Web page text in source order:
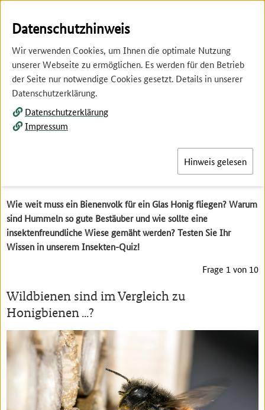
Springe
Hauptnavigation
Springe
Inhalt
Wie weit muss ein Bienenvolk für ein Glas Honig fliegen? Warum
sind Hummeln so gute Bestäuber und wie sollte eine
insektenfreundliche Wiese gemäht werden? Testen Sie Ihr
Wissen in unserem Insekten-Quiz!
Frage 1 von 10
Wildbienen sind im Vergleich zu
Honigbienen ...?
Datenschutzhinweis
Wir verwenden Cookies, um Ihnen die optimale Nutzung
unserer Webseite zu ermöglichen. Es werden für den Betrieb
der Seite nur notwendige Cookies gesetzt. Details in unserer
Datenschutzerklärung.
Datenschutzerklärung
Impressum
Hinweis gelesen